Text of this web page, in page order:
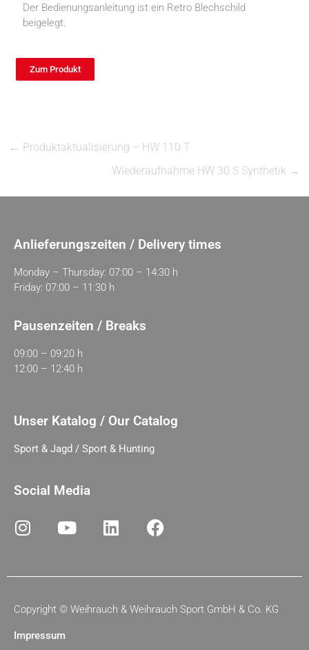
Der Bedienungsanleitung ist ein Retro Blechschild
beigelegt.
Zum Produkt
← Produktaktualisierung – HW 110 T
Wiederaufnahme HW 30 S Synthetik →
Anlieferungszeiten / Delivery times
Monday – Thursday: 07:00 – 14:30 h
Friday: 07:00 – 11:30 h
Pausenzeiten / Breaks
09:00 – 09:20 h
12:00 – 12:40 h
Unser Katalog / Our Catalog
Sport & Jagd / Sport & Hunting
Social Media
Copyright © Weihrauch & Weihrauch Sport GmbH & Co. KG
Impressum